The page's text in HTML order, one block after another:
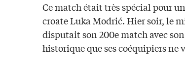
Ce match était très spécial pour
croate Luka Modrić. Hier soir, le
disputait son 200e match avec
historique que ses coéquipiers ne